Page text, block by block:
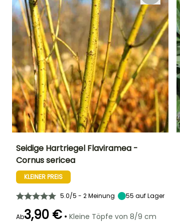
2 m
Blütezeit
Geeigneter
Winterhärte
Seidige Hartriegel Flaviramea -
Cornus sericea
KLEINER PREIS
5.0/5 - 2 Meinung 55 auf Lager
Ab3,90 € • Kleine Töpfe von 8/9 cm